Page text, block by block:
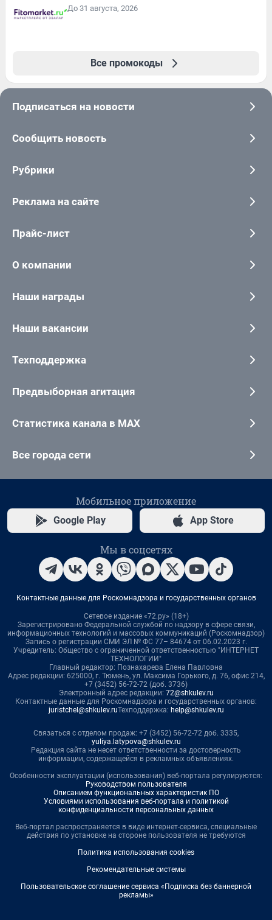
До 31 августа, 2026
Все промокоды
Подписаться на новости
Сообщить новость
Рубрики
Реклама на сайте
Прайс-лист
О компании
Наши награды
Наши вакансии
Техподдержка
Предвыборная агитация
Статистика канала в MAX
Все города сети
Мобильное приложение
Google Play App Store
Мы в соцсетях
Контактные данные для Роскомнадзора и государственных органов
Сетевое издание «72.ру» (18+)
Зарегистрировано Федеральной службой по надзору в сфере связи,
информационных технологий и массовых коммуникаций (Роскомнадзор)
Запись о регистрации СМИ ЭЛ № ФС 77– 84674 от 06.02.2023 г.
Учредитель: Общество с ограниченной ответственностью "ИНТЕРНЕТ
ТЕХНОЛОГИИ"
Главный редактор: Познахарева Елена Павловна
Адрес редакции: 625000, г. Тюмень, ул. Максима Горького, д. 76, офис 214,
+7 (3452) 56-72-72 (доб. 3736)
Электронный адрес редакции: 72@shkulev.ru
Контактные данные для Роскомнадзора и государственных органов:
juristchel@shkulev.ruТехподдержка: help@shkulev.ru
Связаться с отделом продаж: +7 (3452) 56-72-72 доб. 3335,
yuliya.latypova@shkulev.ru
Редакция сайта не несет ответственности за достоверность
информации, содержащейся в рекламных объявлениях.
Особенности эксплуатации (использования) веб-портала регулируются:
Руководством пользователя
Описанием функциональных характеристик ПО
Условиями использования веб-портала и политикой
конфиденциальности персональных данных
Веб-портал распространяется в виде интернет-сервиса, специальные
действия по установке на стороне пользователя не требуются
Политика использования cookies
Рекомендательные системы
Пользовательское соглашение сервиса «Подписка без баннерной
рекламы»